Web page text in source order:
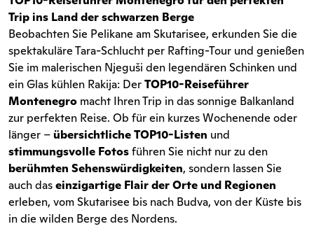
Trip ins Land der schwarzen Berge
Beobachten Sie Pelikane am Skutarisee, erkunden Sie die
spektakuläre Tara-Schlucht per Rafting-Tour und genießen
Sie im malerischen Njeguši den legendären Schinken und
ein Glas kühlen Rakija: DerTOP10-Reiseführer
Montenegro macht Ihren Trip in das sonnige Balkanland
zur perfekten Reise. Ob für ein kurzes Wochenende oder
länger –übersichtliche TOP10-Listen und
stimmungsvolle Fotosführen Sie nicht nur zu den
berühmten Sehenswürdigkeiten, sondern lassen Sie
auch daseinzigartige Flair der Orte und Regionen
erleben, vom Skutarisee bis nach Budva, von der Küste bis
in die wilden Berge des Nordens.